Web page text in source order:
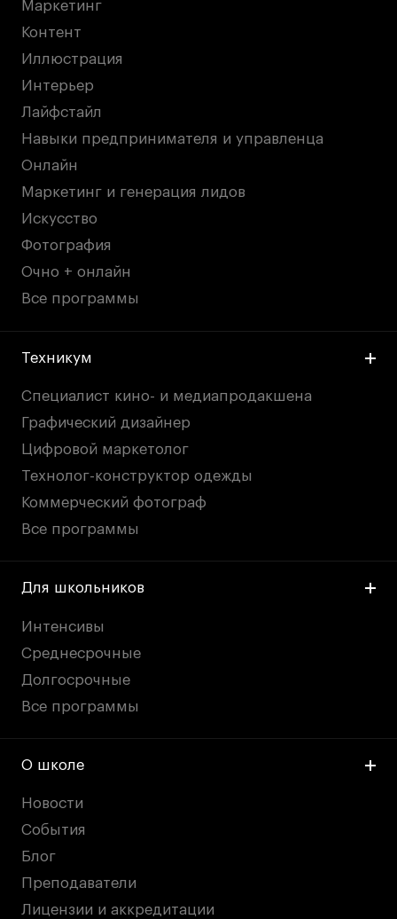
Маркетинг
Контент
Иллюстрация
Интерьер
Лайфстайл
Навыки предпринимателя и управленца
Онлайн
Маркетинг и генерация лидов
Искусство
Фотография
Очно + онлайн
Все программы
Техникум
Специалист кино- и медиапродакшена
Графический дизайнер
Цифровой маркетолог
Технолог-конструктор одежды
Коммерческий фотограф
Все программы
Для школьников
Интенсивы
Среднесрочные
Долгосрочные
Все программы
О школе
Новости
События
Блог
Преподаватели
Лицензии и аккредитации